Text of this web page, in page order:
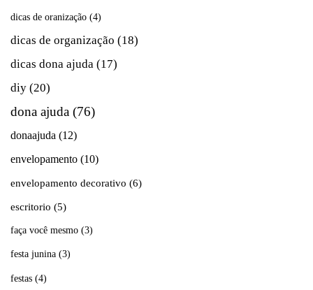
dicas de oranização (4)
dicas de organização (18)
dicas dona ajuda (17)
diy (20)
dona ajuda (76)
donaajuda (12)
envelopamento (10)
envelopamento decorativo (6)
escritorio (5)
faça você mesmo (3)
festa junina (3)
festas (4)